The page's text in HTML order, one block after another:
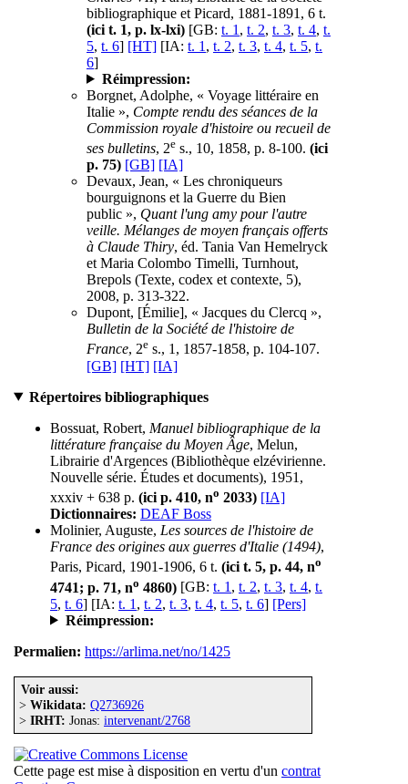
bibliographique et Picard, 1881-1891, 6 t.
(ici t. 1, p. lx-lxi) [GB: t. 1 , t. 2, t. 3, t. 4, t.
5, t. 6] [HT] [IA: t. 1 , t. 2, t. 3, t. 4, t. 5, t.
6]
Réimpression:
Borgnet, Adolphe, « Voyage littéraire en
Italie », Compte rendu des séances de la
Commission royale d'histoire ou recueil de
ses bulletins, 2e s., 10, 1858, p. 8-100. (ici
p. 75) [GB] [IA]
Devaux, Jean, « Les chroniqueurs
bourguignons et la Guerre du Bien
public », Quant l'ung amy pour l'autre
veille. Mélanges de moyen français offerts
à Claude Thiry, éd. Tania Van Hemelryck
et Maria Colombo Timelli, Turnhout,
Brepols (Texte, codex et contexte, 5),
2008, p. 313-322.
Dupont, [Émilie], « Jacques du Clercq »,
Bulletin de la Société de l'histoire de
France, 2e s., 1, 1857-1858, p. 104-107.
[GB] [HT] [IA]
Répertoires bibliographiques
Bossuat, Robert, Manuel bibliographique de la
littérature française du Moyen Âge, Melun,
Librairie d'Argences (Bibliothèque elzévirienne.
Nouvelle série. Études et documents), 1951,
xxxiv + 638 p. (ici p. 410, no 2033) [IA]
Dictionnaires: DEAF Boss
Molinier, Auguste, Les sources de l'histoire de
France des origines aux guerres d'Italie (1494),
Paris, Picard, 1901-1906, 6 t. (ici t. 5, p. 44, no
4741; p. 71, no 4860) [GB: t. 1, t. 2, t. 3, t. 4, t.
5, t. 6] [IA: t. 1 , t. 2, t. 3, t. 4, t. 5, t. 6] [Pers]
Réimpression:
Permalien: https://arlima.net/no/1425
Voir aussi:
> Wikidata: Q2736926
> IRHT: Jonas: intervenant/2768
Cette page est mise à disposition en vertu d'un contrat